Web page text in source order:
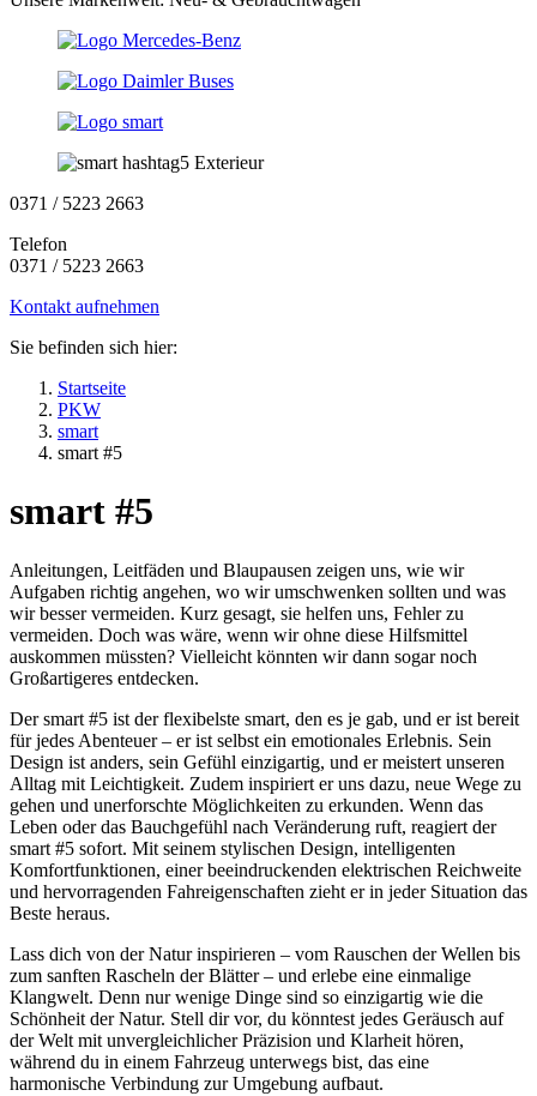
0371 / 5223 2663
Telefon
0371 / 5223 2663
Kontakt aufnehmen
Sie befinden sich hier:
Startseite
PKW
smart
smart #5
smart #5
Anleitungen, Leitfäden und Blaupausen zeigen uns, wie wir
Aufgaben richtig angehen, wo wir umschwenken sollten und was
wir besser vermeiden. Kurz gesagt, sie helfen uns, Fehler zu
vermeiden. Doch was wäre, wenn wir ohne diese Hilfsmittel
auskommen müssten? Vielleicht könnten wir dann sogar noch
Großartigeres entdecken.
Der smart #5 ist der flexibelste smart, den es je gab, und er ist bereit
für jedes Abenteuer – er ist selbst ein emotionales Erlebnis. Sein
Design ist anders, sein Gefühl einzigartig, und er meistert unseren
Alltag mit Leichtigkeit. Zudem inspiriert er uns dazu, neue Wege zu
gehen und unerforschte Möglichkeiten zu erkunden. Wenn das
Leben oder das Bauchgefühl nach Veränderung ruft, reagiert der
smart #5 sofort. Mit seinem stylischen Design, intelligenten
Komfortfunktionen, einer beeindruckenden elektrischen Reichweite
und hervorragenden Fahreigenschaften zieht er in jeder Situation das
Beste heraus.
Lass dich von der Natur inspirieren – vom Rauschen der Wellen bis
zum sanften Rascheln der Blätter – und erlebe eine einmalige
Klangwelt. Denn nur wenige Dinge sind so einzigartig wie die
Schönheit der Natur. Stell dir vor, du könntest jedes Geräusch auf
der Welt mit unvergleichlicher Präzision und Klarheit hören,
während du in einem Fahrzeug unterwegs bist, das eine
harmonische Verbindung zur Umgebung aufbaut.